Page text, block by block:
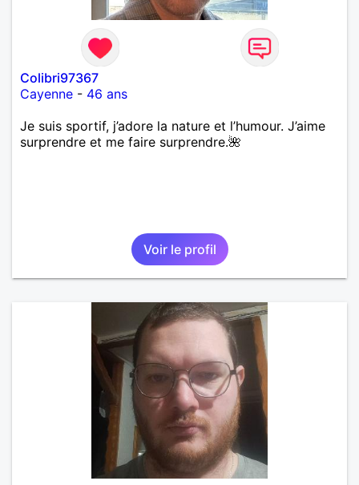
Colibri97367
Cayenne - 46 ans
Je suis sportif, j’adore la nature et l’humour. J’aime
surprendre et me faire surprendre.🌺
Voir le profil